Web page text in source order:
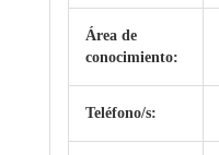
Área de
conocimiento:
Teléfono/s: